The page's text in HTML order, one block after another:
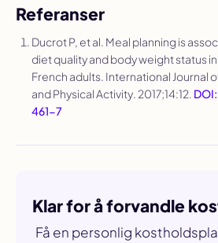
Referanser
Ducrot P, et al. Meal planning is
diet quality and body weight status
French adults. International Journal
and Physical Activity. 2017;14:12.
461-7
Klar for å forvandle
Få en personlig